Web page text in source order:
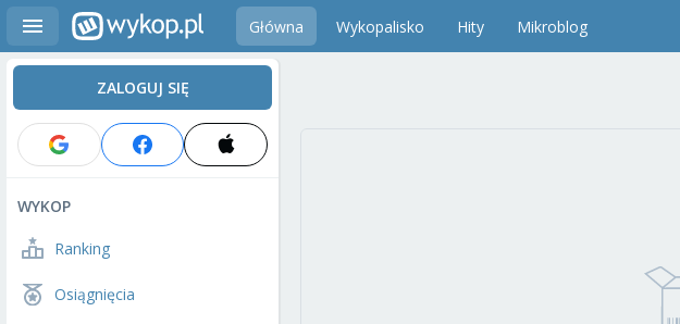
Główna Wykopalisko Hity Mikroblog
ZALOGUJ SIĘ
WYKOP
Ranking
Osiągnięcia